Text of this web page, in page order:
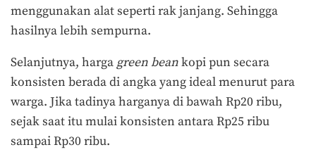
menggunakan alat seperti rak janjang. Sehingga
hasilnya lebih sempurna.
Selanjutnya, harga green beankopi pun secara
konsisten berada di angka yang ideal menurut para
warga. Jika tadinya harganya di bawah Rp20 ribu,
sejak saat itu mulai konsisten antara Rp25 ribu
sampai Rp30 ribu.